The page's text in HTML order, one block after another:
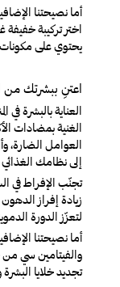
أما نصيحتنا
اختر تركيبة
يحتوي على
اعتنِ ببشرتك من
العناية بالبشرة
الغنية بمضادات
إلى نظامك
تجنّب الإفراط في
زيادة إفراز
لتعزّز الدورة
أما نصيحتنا
والفيتامين سي من
تجديد خلايا